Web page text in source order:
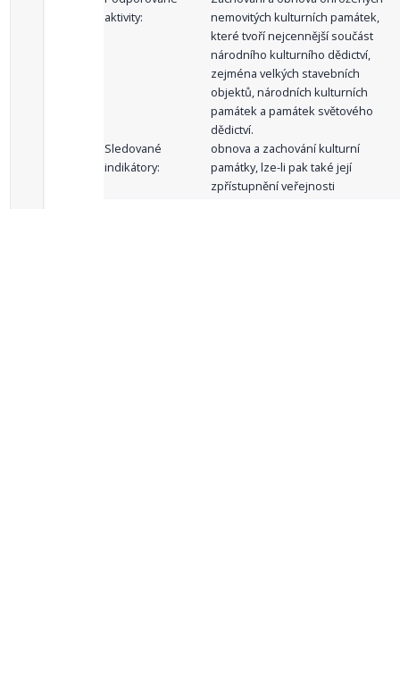
aktivity:
nemovitých kulturních památek,
které tvoří nejcennější součást
národního kulturního dědictví,
zejména velkých stavebních
objektů, národních kulturních
památek a památek světového
dědictví.
Sledované
indikátory:
obnova a zachování kulturní
památky, lze-li pak také její
zpřístupnění veřejnosti